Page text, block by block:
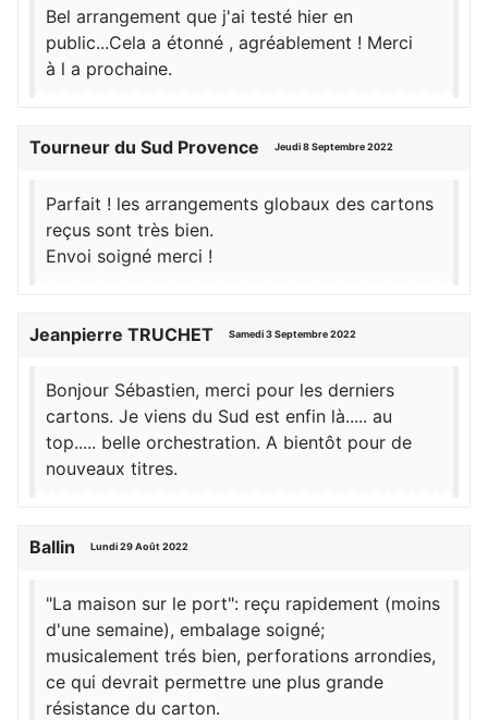
Bel arrangement que j'ai testé hier en
public...Cela a étonné , agréablement ! Merci
à l a prochaine.
Tourneur du Sud Provence Jeudi 8 Septembre 2022
Parfait ! les arrangements globaux des cartons
reçus sont très bien.
Envoi soigné merci !
Jeanpierre TRUCHET Samedi 3 Septembre 2022
Bonjour Sébastien, merci pour les derniers
cartons. Je viens du Sud est enfin là..... au
top..... belle orchestration. A bientôt pour de
nouveaux titres.
Ballin Lundi 29 Août 2022
"La maison sur le port": reçu rapidement (moins
d'une semaine), embalage soigné;
musicalement trés bien, perforations arrondies,
ce qui devrait permettre une plus grande
résistance du carton.